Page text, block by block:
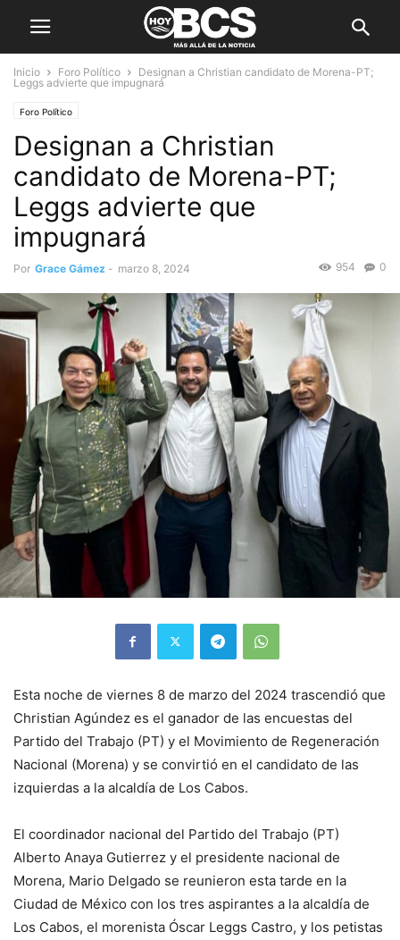
Inicio Foro Político
Designan a Christian candidato de Morena-PT;
Leggs advierte que impugnará
Foro Político
Designan a Christian
candidato de Morena-PT;
Leggs advierte que
impugnará
Por Grace Gámez - marzo 8, 2024 0
954
Esta noche de viernes 8 de marzo del 2024 trascendió que
Christian Agúndez es el ganador de las encuestas del
Partido del Trabajo (PT) y el Movimiento de Regeneración
Nacional (Morena) y se convirtió en el candidato de las
izquierdas a la alcaldía de Los Cabos.
El coordinador nacional del Partido del Trabajo (PT)
Alberto Anaya Gutierrez y el presidente nacional de
Morena, Mario Delgado se reunieron esta tarde en la
Ciudad de México con los tres aspirantes a la alcaldía de
Los Cabos, el morenista Óscar Leggs Castro, y los petistas